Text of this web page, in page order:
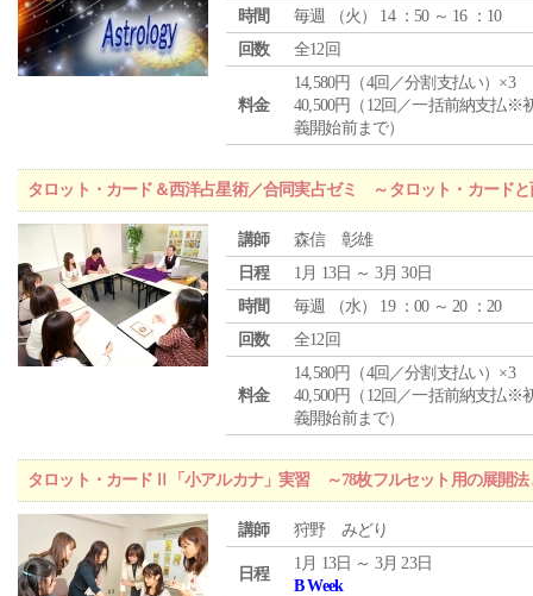
時間
毎週 （火 ） 14 ：50 ～ 16 ：10
回数
全12回
料金
14,580円（4回／分割支払い）×3
40,500円（12回／一括前納支払※
義開始前まで）
タロット・カード＆西洋占星術／合同実占ゼミ ～タロット・カード
講師
森信 彰雄
日程
1月 13日 ～ 3月 30日
時間
毎週 （水） 19 ：00 ～ 20 ：20
回数
全12回
料金
14,580円（4回／分割支払い）×3
40,500円（12回／一括前納支払※
義開始前まで）
タロット・カードⅡ「小アルカナ」実習 ～78枚フルセット用の展開法
講師 狩野 みどり
日程
1月 13日 ～ 3月 23日
B Week